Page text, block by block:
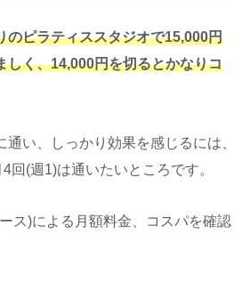
のピラティススタジオで15,000円
しく、14,000円を切るとかなりコ
通い、しっかり効果を感じるには、
回(週1)は通いたいところです。
ス)による月額料金、コスパを確認